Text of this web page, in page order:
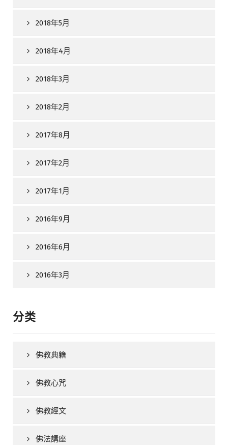
2018年5月
2018年4月
2018年3月
2018年2月
2017年8月
2017年2月
2017年1月
2016年9月
2016年6月
2016年3月
分类
佛教典籍
佛教心咒
佛教經文
佛法講座